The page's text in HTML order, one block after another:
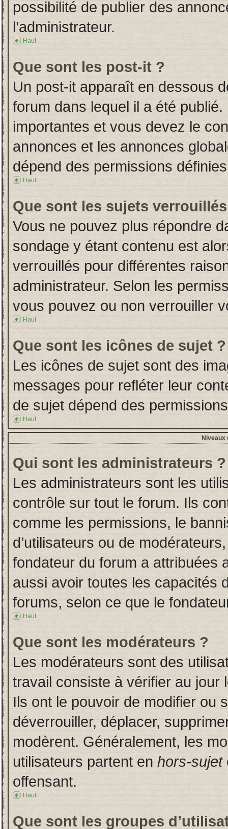
possibilité de publier des
l’administrateur.
Haut
Que sont les post-it ?
Un post-it apparaît en dessous
forum dans lequel il a été
importantes et vous devez le
annonces et les annonces
dépend des permissions
Haut
Que sont les sujets
Vous ne pouvez plus répondre
sondage y étant contenu est
verrouillés pour différentes
administrateur. Selon les
vous pouvez ou non verrouiller
Haut
Que sont les icônes de sujet ?
Les icônes de sujet sont des
messages pour refléter leur
de sujet dépend des
Haut
Niveaux
Qui sont les administrateurs ?
Les administrateurs sont les
contrôle sur tout le forum. Ils
comme les permissions, le
d’utilisateurs ou de
fondateur du forum a attribuées
aussi avoir toutes les capacités
forums, selon ce que le
Haut
Que sont les modérateurs ?
Les modérateurs sont des
travail consiste à vérifier au jour
Ils ont le pouvoir de modifier ou
déverrouiller, déplacer,
modèrent. Généralement, les
utilisateurs partent en hors-sujet
offensant.
Haut
Que sont les groupes